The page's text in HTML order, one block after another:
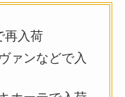
再入荷
ァンなどで入